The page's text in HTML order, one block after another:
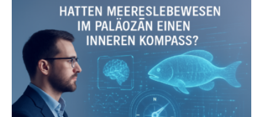
Stoffkreislauf im Ozean prägen. Die Überblicksstudie
mit dem Titel „Iron’s Irony“ ist in Communications Earth
& Environment erschienen. Die Studie fasst bestehende
Forschungsergebnisse zusammen und interpretiert sie
neu, um zu erklären, wie Eisen, das aus hydrothermalen
Systemen freigesetzt wird, über ganze Ozeanbecken
transportiert werden kann. „Das…